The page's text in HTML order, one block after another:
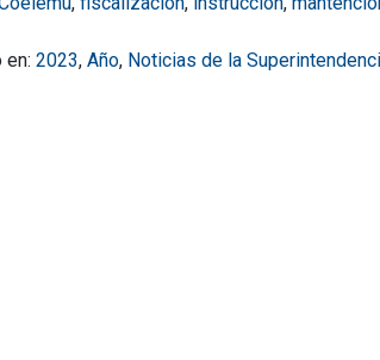
en: 2023, Año, Noticias de la